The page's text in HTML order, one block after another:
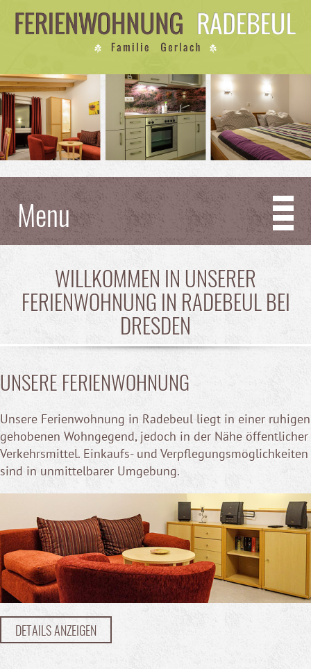
Menu
WILLKOMMEN IN UNSERER
FERIENWOHNUNG IN RADEBEUL BEI
DRESDEN
UNSERE FERIENWOHNUNG
Unsere Ferienwohnung in Radebeul liegt in einer ruhigen
gehobenen Wohngegend, jedoch in der Nähe öffentlicher
Verkehrsmittel. Einkaufs- und Verpflegungsmöglichkeiten
sind in unmittelbarer Umgebung.
DETAILS ANZEIGEN